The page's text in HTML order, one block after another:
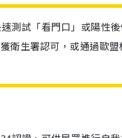
測試「看門口」或陽性
衛生署認可，或通過歐盟